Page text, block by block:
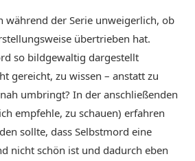
während der Serie unweigerlich, ob
übertrieben hat.
so bildgewaltig dargestellt
gereicht, zu wissen – anstatt zu
umbringt? In der anschließenden
empfehle, zu schauen) erfahren
sollte, dass Selbstmord eine
nicht schön ist und dadurch eben